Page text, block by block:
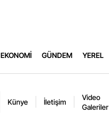
EKONOMİ GÜNDEM YEREL
Künye İletişim
Video
Galeriler